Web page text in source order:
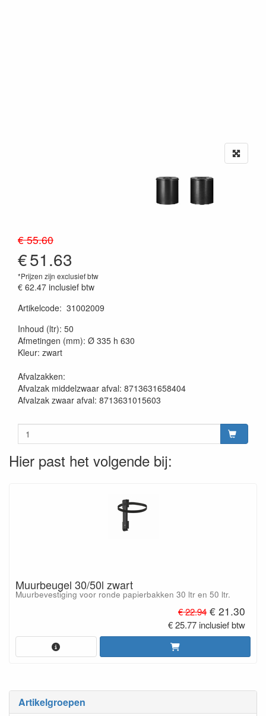
Artikelgroepen
€ 55.60
€51.63
*Prijzen zijn exclusief btw
€ 62.47 inclusief btw
Artikelcode: 31002009
Inhoud (ltr): 50
Afmetingen (mm): Ø 335 h 630
Kleur: zwart
Afvalzakken:
Afvalzak middelzwaar afval: 8713631658404
Afvalzak zwaar afval: 8713631015603
Hier past het volgende bij:
Muurbeugel 30/50l zwart
Muurbevestiging voor ronde papierbakken 30 ltr en 50 ltr.
€ 22.94€ 21.30
€ 25.77 inclusief btw